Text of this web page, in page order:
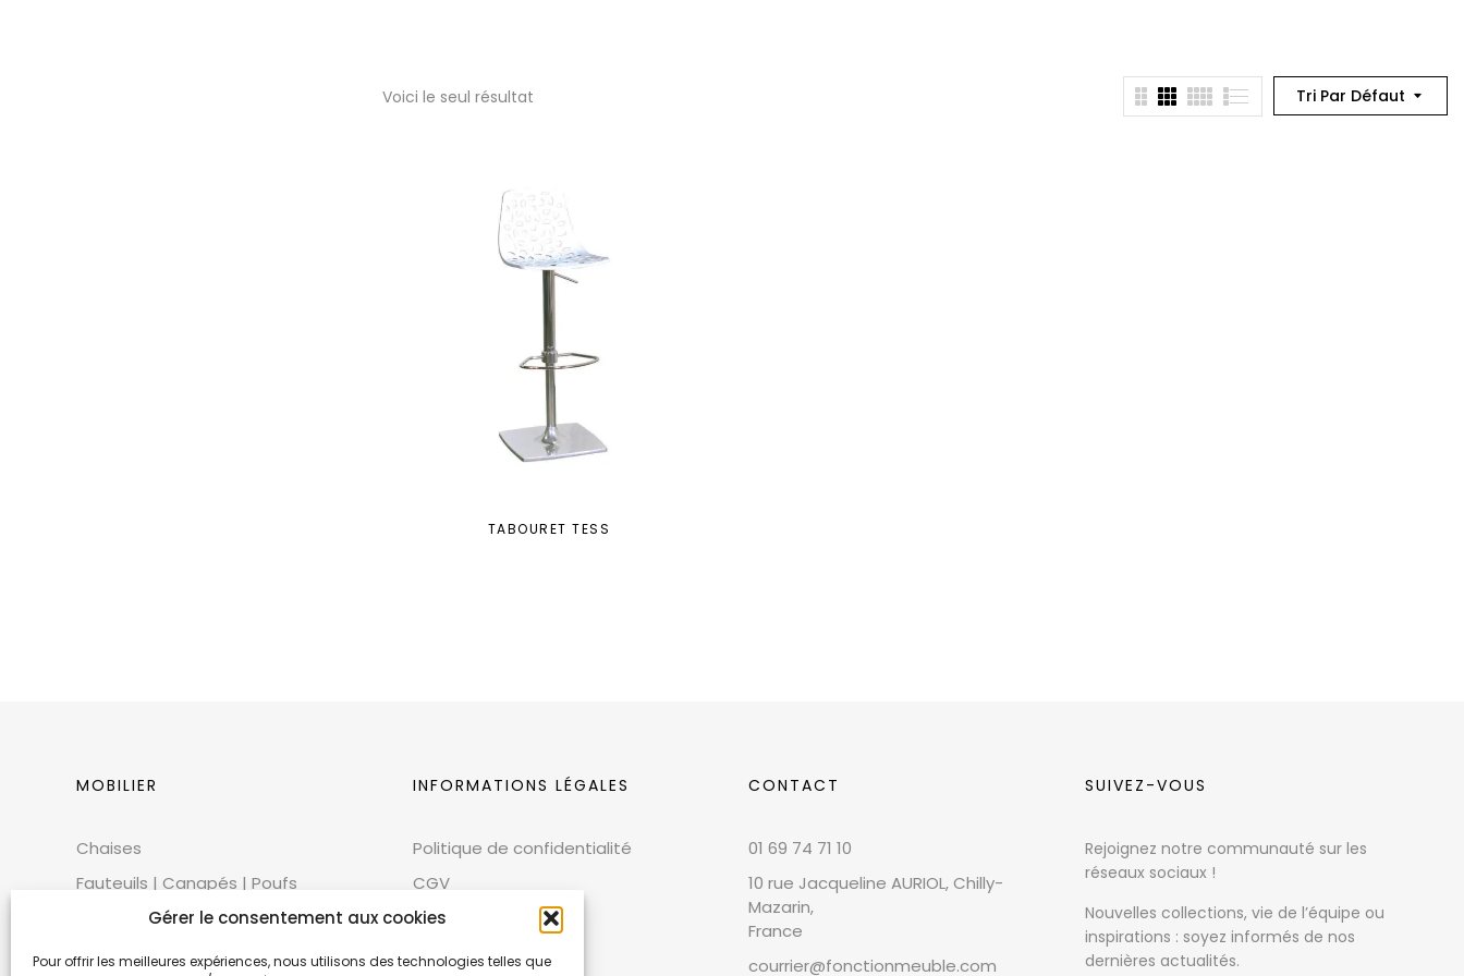
Gérer le consentement aux cookies
Pour offrir les meilleures expériences, nous utilisons des technologies telles que
Tri Par Défaut
Voici le seul résultat
TABOURET TESS
MOBILIER
Chaises
Fauteuils | Canapés | Poufs
Mobilier extérieur
Tables
INFORMATIONS LÉGALES
Politique de confidentialité
CGV
CGU
Cookies
CONTACT
01 69 74 71 10
10 rue Jacqueline AURIOL, Chilly-
Mazarin,
France
courrier@fonctionmeuble.com
SUIVEZ-VOUS
Rejoignez notre communauté sur les
réseaux sociaux !
Nouvelles collections, vie de l’équipe ou
inspirations : soyez informés de nos
dernières actualités.